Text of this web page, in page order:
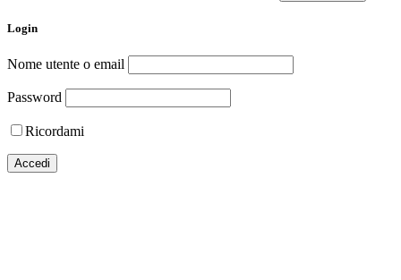
Login
Nome utente o email
Password
Ricordami